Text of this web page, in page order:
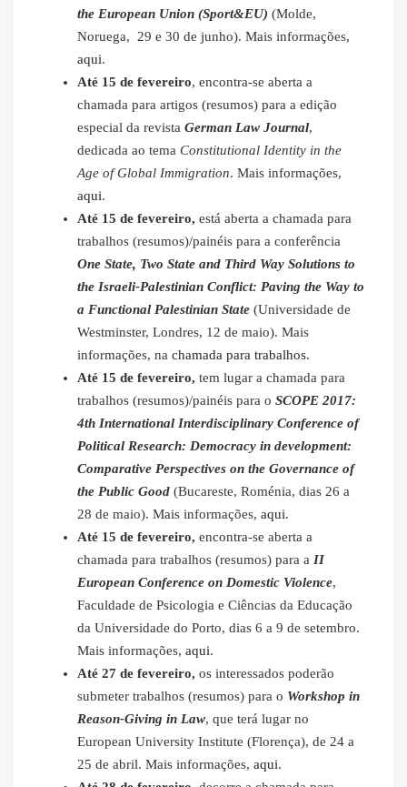
the European Union (Sport&EU) (Molde,
Noruega, 29 e 30 de junho). Mais informações,
aqui.
Até 15 de fevereiro, encontra-se aberta a
chamada para artigos (resumos) para a edição
especial da revista German Law Journal,
dedicada ao tema Constitutional Identity in the
Age of Global Immigration. Mais informações,
aqui.
Até 15 de fevereiro, está aberta a chamada para
trabalhos (resumos)/painéis para a conferência
One State, Two State and Third Way Solutions to
the Israeli-Palestinian Conflict: Paving the Way to
a Functional Palestinian State (Universidade de
Westminster, Londres, 12 de maio). Mais
informações, na chamada para trabalhos.
Até 15 de fevereiro, tem lugar a chamada para
trabalhos (resumos)/painéis para o SCOPE 2017:
4th International Interdisciplinary Conference of
Political Research: Democracy in development:
Comparative Perspectives on the Governance of
the Public Good (Bucareste, Roménia, dias 26 a
28 de maio). Mais informações, aqui.
Até 15 de fevereiro, encontra-se aberta a
chamada para trabalhos (resumos) para a II
European Conference on Domestic Violence,
Faculdade de Psicologia e Ciências da Educação
da Universidade do Porto, dias 6 a 9 de setembro.
Mais informações, aqui.
Até 27 de fevereiro, os interessados poderão
submeter trabalhos (resumos) para o Workshop in
Reason-Giving in Law, que terá lugar no
European University Institute (Florença), de 24 a
25 de abril. Mais informações, aqui.